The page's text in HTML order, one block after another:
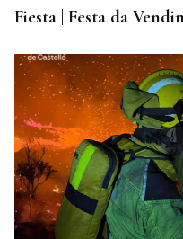
Fiesta | Festa da